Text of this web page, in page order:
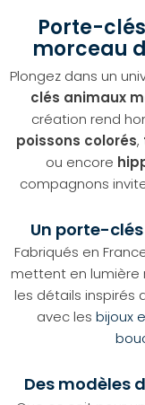
Porte-
morceau
Plongez dans un
clés animaux
création rend
poissons colorés,
ou encore
compagnons
Un porte-
Fabriqués en
mettent en lumière
les détails inspirés
avec les bijoux
Des modèles